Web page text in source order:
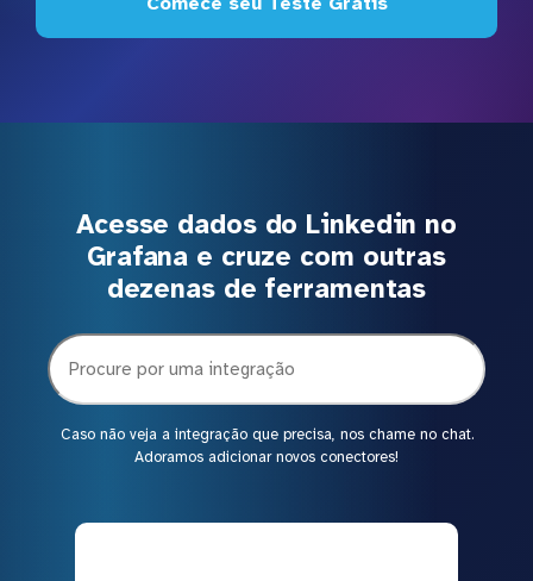
Acesse dados do Linkedin no
Grafana e cruze com outras
dezenas de ferramentas
Caso não veja a integração que precisa, nos chame no chat.
Adoramos adicionar novos conectores!